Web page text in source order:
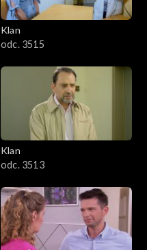
Klan
odc. 3515
Klan
odc. 3513